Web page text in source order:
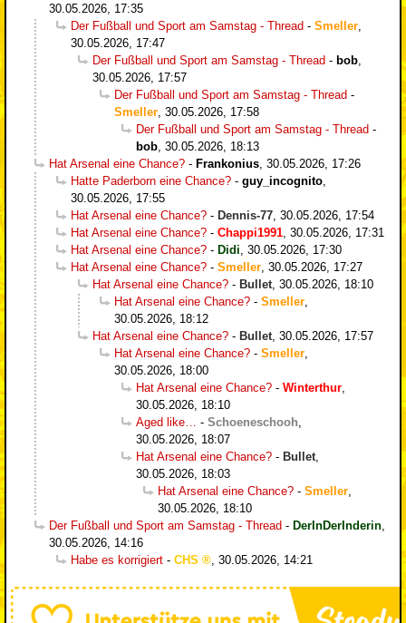
30.05.2026, 17:35
Der Fußball und Sport am Samstag - Thread - Smeller
30.05.2026, 17:47
Der Fußball und Sport am Samstag - Thread - bob
30.05.2026, 17:57
Der Fußball und Sport am Samstag - Thread -
Smeller 30.05.2026, 17:58
Der Fußball und Sport am Samstag - Thread -
bob 30.05.2026, 18:13
Hat Arsenal eine Chance? - Frankonius 30.05.2026, 17:26
Hatte Paderborn eine Chance? - guy_incognito
30.05.2026, 17:55
Hat Arsenal eine Chance? - Dennis-77 30.05.2026, 17:54
Hat Arsenal eine Chance? - Chappi1991 30.05.2026, 17:31
Hat Arsenal eine Chance? - Didi 30.05.2026, 17:30
Hat Arsenal eine Chance? - Smeller 30.05.2026, 17:27
Hat Arsenal eine Chance? - Bullet 30.05.2026, 18:10
Hat Arsenal eine Chance? - Smeller
30.05.2026, 18:12
Hat Arsenal eine Chance? - Bullet 30.05.2026, 17:57
Hat Arsenal eine Chance? - Smeller
30.05.2026, 18:00
Hat Arsenal eine Chance? - Winterthur
30.05.2026, 18:10
Aged like…
- Schoeneschooh
30.05.2026, 18:07
Hat Arsenal eine Chance? - Bullet
30.05.2026, 18:03
Hat Arsenal eine Chance? - Smeller
30.05.2026, 18:10
Der Fußball und Sport am Samstag - Thread - DerInDerInderin
30.05.2026, 14:16
Habe es korrigiert - CHS 30.05.2026, 14:21